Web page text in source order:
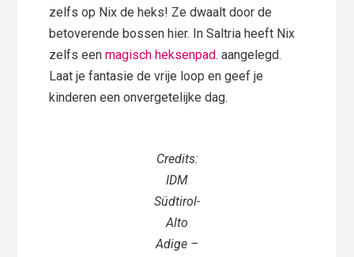
zelfs op Nix de heks! Ze dwaalt door de
betoverende bossen hier. In Saltria heeft Nix
zelfs eenmagisch heksenpad. aangelegd.
Laat je fantasie de vrije loop en geef je
kinderen een onvergetelijke dag.
Credits:
IDM
Südtirol-
Alto
Adige –